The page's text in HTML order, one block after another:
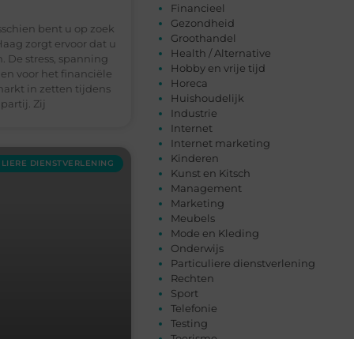
bent u op zoek
zorgt ervoor dat u
De stress, spanning
voor het financiële
in zetten tijdens
Zij
DIENSTVERLENING
Financieel
Gezondheid
Groothandel
Health / Alternative
Hobby en vrije tijd
Horeca
Huishoudelijk
Industrie
Internet
Internet marketing
Kinderen
Kunst en Kitsch
Management
Marketing
Meubels
Mode en Kleding
Onderwijs
Particuliere dienstverlening
Rechten
Sport
Telefonie
Testing